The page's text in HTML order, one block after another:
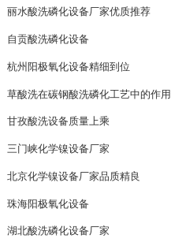
丽水酸洗磷化设备厂家优质推荐
自贡酸洗磷化设备
杭州阳极氧化设备精细到位
草酸洗在碳钢酸洗磷化工艺中的作用
甘孜酸洗设备质量上乘
三门峡化学镍设备厂家
北京化学镍设备厂家品质精良
珠海阳极氧化设备
湖北酸洗磷化设备厂家